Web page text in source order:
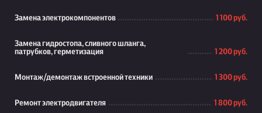
Замена электрокомпонентов 1 100 руб.
Замена гидростопа, сливного шланга,
патрубков, герметизация
1 200 руб.
Монтаж/демонтаж встроенной техники 1 300 руб.
Ремонт электродвигателя 1 800 руб.